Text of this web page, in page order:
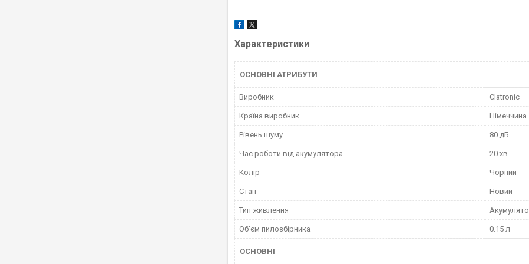
Характеристики
ОСНОВНІ АТРИБУТИ
Виробник Clatronic
Країна виробник Німеччина
Рівень шуму 80 дБ
Час роботи від акумулятора 20 хв
Колір Чорний
Стан Новий
Тип живлення
Об'єм пилозбірника 0.15 л
ОСНОВНІ